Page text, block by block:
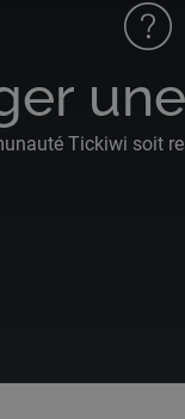
Tickiwi soit